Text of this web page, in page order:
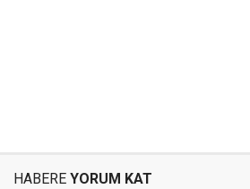
HABERE YORUM KAT